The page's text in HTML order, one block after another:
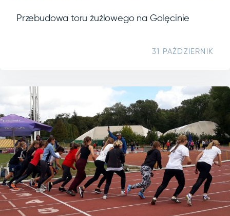
Przebudowa toru żużlowego na Golęcinie
31 PAŹDZIERNIK